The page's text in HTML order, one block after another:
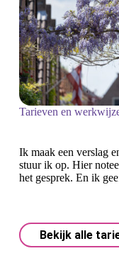
Tarieven en
Ik maak een verslag
stuur ik op. Hier
het gesprek. En ik
Bekijk alle